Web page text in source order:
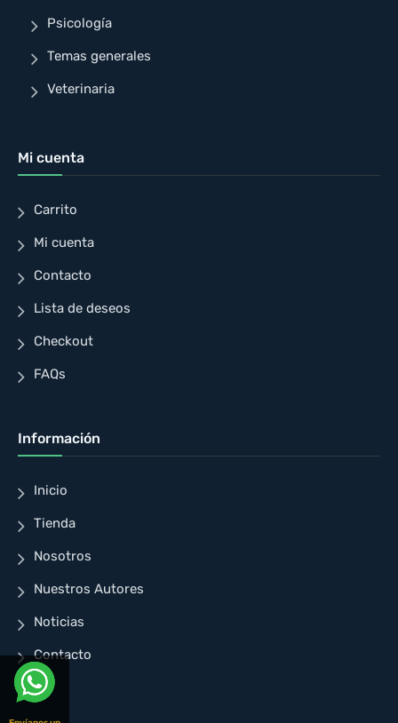
Psicología
Temas generales
Veterinaria
Mi cuenta
Carrito
Mi cuenta
Contacto
Lista de deseos
Checkout
FAQs
Información
Inicio
Tienda
Nosotros
Nuestros Autores
Noticias
Contacto